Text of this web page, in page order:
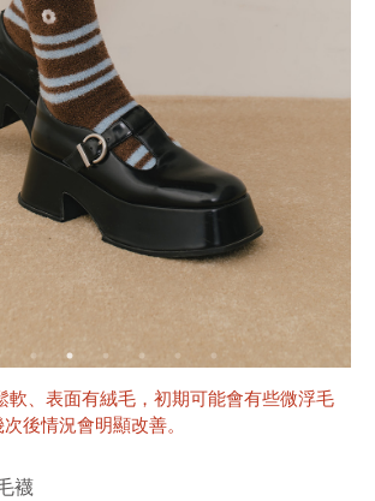
、表面有絨毛，初期可能會有些微浮毛
後情況會明顯改善。
襪